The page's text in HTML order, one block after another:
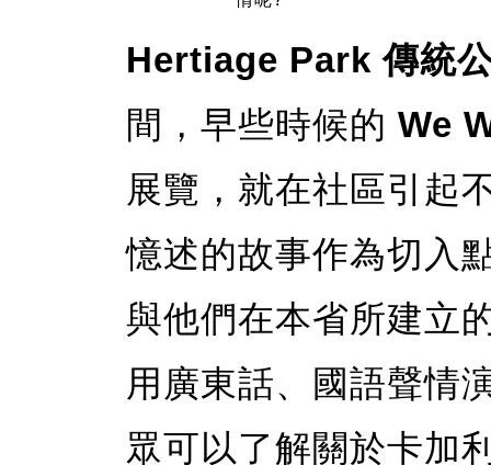
Hertiage Park 傳統
間，早些時候的 We
展覽，就在社區引起
憶述的故事作為切入
與他們在本省所建立
用廣東話、國語聲情
眾可以了解關於卡加